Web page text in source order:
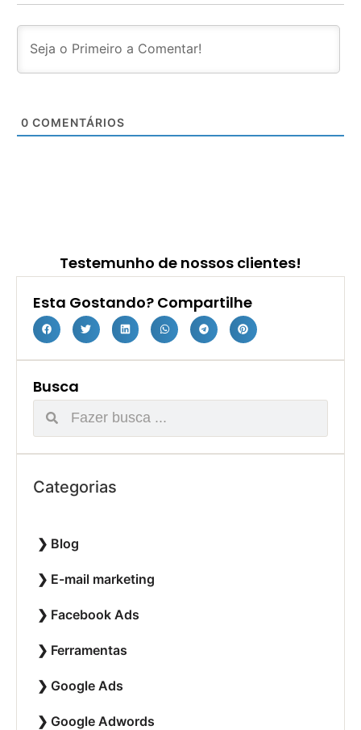
0 COMENTÁRIOS
Testemunho de nossos clientes!
Esta Gostando? Compartilhe
Busca
Categorias
Blog
E-mail marketing
Facebook Ads
Ferramentas
Google Ads
Google Adwords